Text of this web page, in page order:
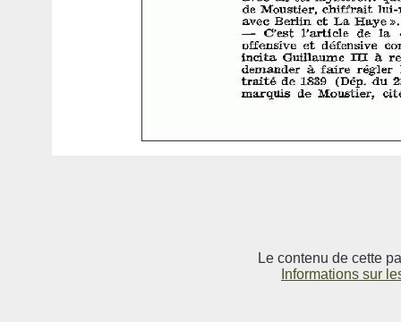
Le contenu de cette
Informations sur